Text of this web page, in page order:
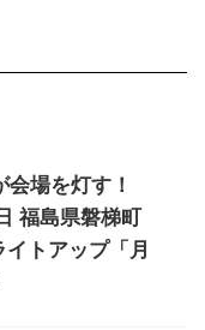
場を灯す！
福島県磐梯町
トアップ「月